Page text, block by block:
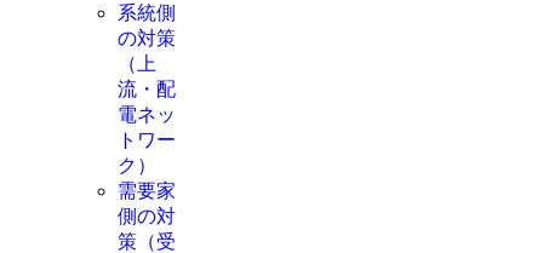
系統側
の対策
（上
流・配
電ネッ
トワー
ク）
需要家
側の対
策（受